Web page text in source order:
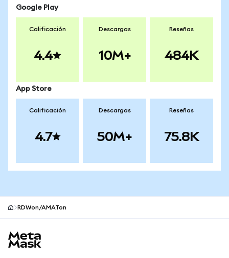
Google Play
Calificación
4.4
Descargas
10M+
Reseñas
484K
App Store
Calificación
4.7
Descargas
50M+
Reseñas
75.8K
RDWon/AMATon